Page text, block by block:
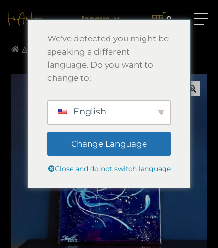
langue 0
Accueil Resin Works 微睡Ⅴ
We've detected you might be
speaking a different
language. Do you want to
change to:
English
Change Language
Close and do not switch language